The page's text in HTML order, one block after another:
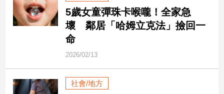
方
新
5歲女童彈珠卡喉嚨！全家急
壞 鄰居「哈姆立克法」撿回一
命
2026/02/13
社會/地方